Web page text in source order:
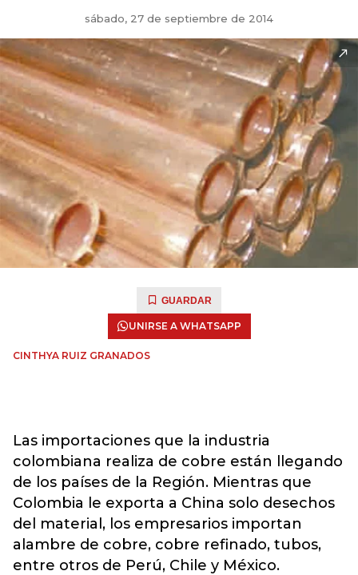
sábado, 27 de septiembre de 2014
GUARDAR
UNIRSE A WHATSAPP
CINTHYA RUIZ GRANADOS
Las importaciones que la industria
colombiana realiza de cobre están llegando
de los países de la Región. Mientras que
Colombia le exporta a China solo desechos
del material, los empresarios importan
alambre de cobre, cobre refinado, tubos,
entre otros de Perú, Chile y México.